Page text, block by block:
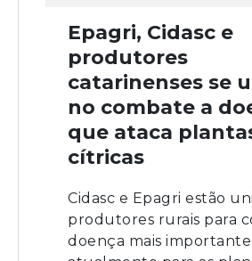
Epagri, Cidasc e
produtores
catarinenses se
no combate a
que ataca
cítricas
Cidasc e Epagri estão
produtores rurais para
doença mais importante